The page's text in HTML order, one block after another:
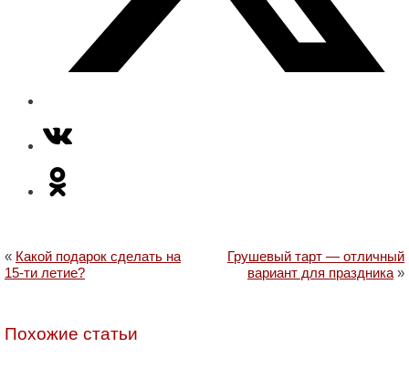
« Какой подарок сделать на
15-ти летие?
Грушевый тарт — отличный
вариант для праздника »
Похожие статьи